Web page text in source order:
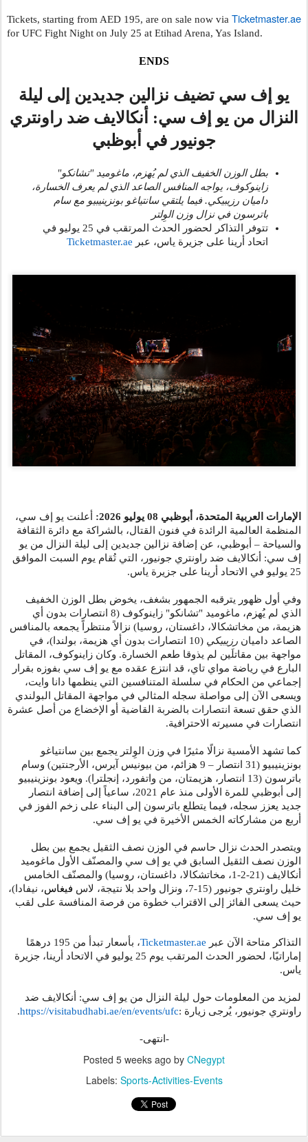
Tickets, starting from AED 195, are on sale now via Ticketmaster.ae
for UFC Fight Night on July 25 at Etihad Arena, Yas Island.
ENDS
يو إف سي تضيف نزالين جديدين إلى ليلة
النزال من يو إف سي: أنكالايف ضد راونتري
جونيور في أبوظبي
بطل الوزن الخفيف الذي لم يُهزم، ماغوميد "تشانكو"
زاينوكوف، يواجه المنافس الصاعد الذي لم يعرف الخسارة،
داميان رزيبيكي. فيما يلتقي سانتياغو بونزينيبيو مع سام
باترسون في نزال وزن الوِلتر
تتوفر التذاكر لحضور الحدث المرتقب في 25 يوليو في
اتحاد أرينا على جزيرة ياس، عبر Ticketmaster.ae
الإمارات العربية المتحدة، أبوظبي 08 يوليو 2026:
أعلنت يو إف سي،
المنظمة العالمية الرائدة في فنون القتال، بالشراكة مع دائرة الثقافة
والسياحة – أبوظبي، عن إضافة نزالين جديدين إلى ليلة النزال من يو
إف سي: أنكالايف ضد راونتري جونيور، التي تُقام يوم السبت الموافق
25 يوليو في الاتحاد أرينا على جزيرة ياس.
وفي أول ظهور يترقبه الجمهور بشغف، يخوض بطل الوزن الخفيف
الذي لم يُهزم، ماغوميد "تشانكو" زاينوكوف (8 انتصارات بدون أي
هزيمة، من مخاتشكالا، داغستان، روسيا) نزالاً منتظراً يجمعه بالمنافس
الصاعد داميان رزيبيكي
(10 انتصارات بدون أي هزيمة، بولندا)، في
مواجهة بين مقاتلَين لم يذوقا طعم الخسارة. وكان زاينوكوف، المقاتل
البارع في رياضة مواي تاي، قد انتزع عقده مع يو إف سي بفوزه بقرار
إجماعي من الحكام في سلسلة المتنافسين التي ينظمها دانا وايت،
ويسعى الآن إلى مواصلة سجله المثالي في مواجهة المقاتل البولندي
الذي حقق تسعة انتصارات بالضربة القاضية أو الإخضاع من أصل عشرة
انتصارات في مسيرته الاحترافية.
كما تشهد الأمسية نزالًا مثيرًا في وزن الوِلتر يجمع بين سانتياغو
بونزينيبيو (31 انتصار – 9 هزائم، من بيونيس آيرس، الأرجنتين) وسام
باترسون (13 انتصار، هزيمتان، من واتفورد، إنجلترا). ويعود بونزينيبيو
إلى أبوظبي للمرة الأولى منذ عام 2021، ساعياً إلى إضافة انتصار
جديد يعزز سجله، فيما يتطلع باترسون إلى البناء على زخم الفوز في
أربع من مشاركاته الخمس الأخيرة في يو إف سي.
ويتصدر الحدث نزال حاسم في الوزن نصف الثقيل يجمع بين بطل
الوزن نصف الثقيل السابق في يو إف سي والمصنّف الأول ماغوميد
أنكالايف (21-2-1، مخاتشكالا، داغستان، روسيا) والمصنّف الخامس
خليل راونتري جونيور (15-7، ونزال واحد بلا نتيجة، لاس
فيغاس، نيفادا)،
حيث يسعى الفائز إلى الاقتراب خطوة من فرصة المنافسة على لقب
يو إف سي.
التذاكر متاحة الآن عبر Ticketmaster.ae
، بأسعار تبدأ من 195 درهمًا
إماراتيًا، لحضور
الحدث المرتقب يوم 25 يوليو في الاتحاد أرينا ، جزيرة
ياس.
لمزيد من المعلومات حول ليلة النزال من يو إف سي: أنكالايف ضد
راونتري جونيور، يُرجى زيارة :
https://visitabudhabi.ae/en/events/ufc
.
-انتهى-
Posted 5 weeks ago by CNegypt
Labels: Sports-Activities-Events